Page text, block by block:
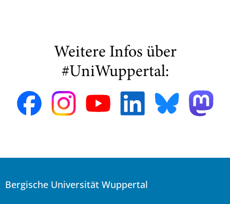
Weitere Infos über
#UniWuppertal:
Bergische Universität Wuppertal